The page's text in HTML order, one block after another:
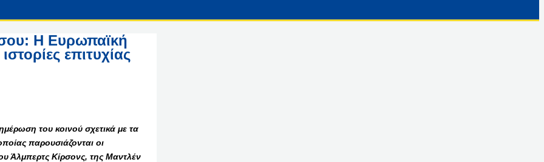
σου: Η Ευρωπαϊκή
επιτυχίας
του κοινού σχετικά με τα
παρουσιάζονται οι
Άλμπερτς Κίρσονς, της Μαντλέν